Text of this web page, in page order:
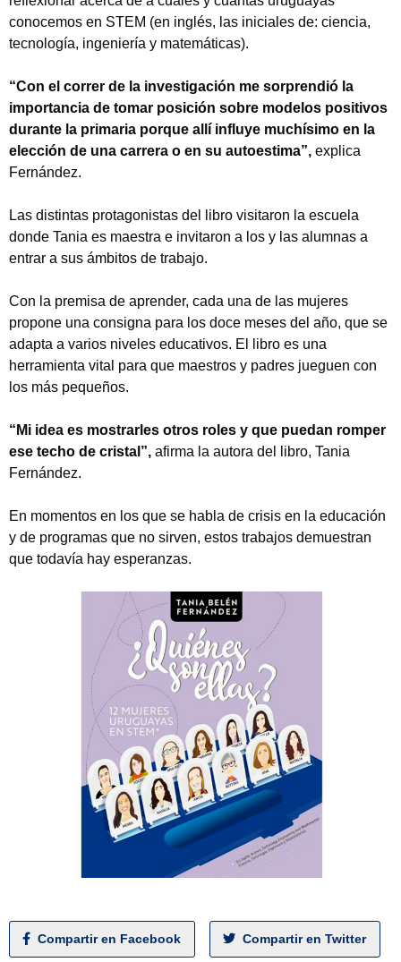
Tipea lo que deseas buscar y luego pulsa Enter:
conocemos en STEM (en inglés, las iniciales de: ciencia,
tecnología, ingeniería y matemáticas).
“Con el correr de la investigación me sorprendió la
importancia de tomar posición sobre modelos positivos
durante la primaria porque allí influye muchísimo en la
elección de una carrera o en su autoestima”, explica
Fernández.
Las distintas protagonistas del libro visitaron la escuela
donde Tania es maestra e invitaron a los y las alumnas a
entrar a sus ámbitos de trabajo.
Con la premisa de aprender, cada una de las mujeres
propone una consigna para los doce meses del año, que se
adapta a varios niveles educativos. El libro es una
herramienta vital para que maestros y padres jueguen con
los más pequeños.
“Mi idea es mostrarles otros roles y que puedan romper
ese techo de cristal”, afirma la autora del libro, Tania
Fernández.
En momentos en los que se habla de crisis en la educación
y de programas que no sirven, estos trabajos demuestran
que todavía hay esperanzas.
Compartir en Facebook Compartir en Twitter